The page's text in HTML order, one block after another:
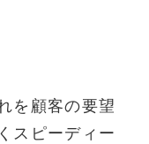
を顧客の要望
スピーディー